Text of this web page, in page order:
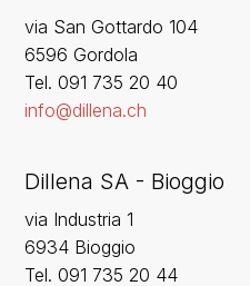
via San Gottardo 104
6596 Gordola
‍Tel. 091 735 20 40
info@dillena.ch
Dillena SA - Bioggio
via Industria 1
6934 Bioggio
Tel. 091 735 20 44